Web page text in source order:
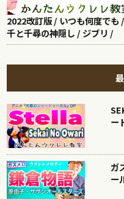
2022改訂版 / いつも何度でも /
千と千尋の神隠し / ジブリ /
ー
ガ
ー